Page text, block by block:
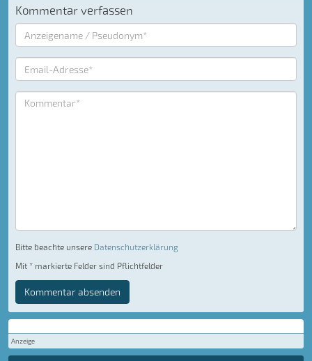
Kommentar verfassen
Bitte beachte unsere Datenschutzerklärung
Mit * markierte Felder sind Pflichtfelder
Kommentar absenden
Anzeige